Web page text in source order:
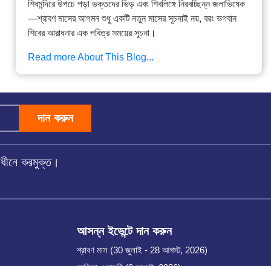
শিবমন্দিরে উপচে পড়া ভক্তদের ভিড় এবং শিবলিঙ্গে নিরবচ্ছিন্ন জলাভিষেক
—শ্রাবণ মাসের আগমন শুধু একটি নতুন মাসের সূচনাই নয়, বরং ভগবান
শিবের আরাধনার এক পবিত্র সময়ের সূচনা।
Read more About This Blog...
দান করুন
করমুক্ত।
আসন্ন ইভেন্টে দান করুন
শ্রাবণ মাস (30 জুলাই - 28 আগস্ট, 2026)